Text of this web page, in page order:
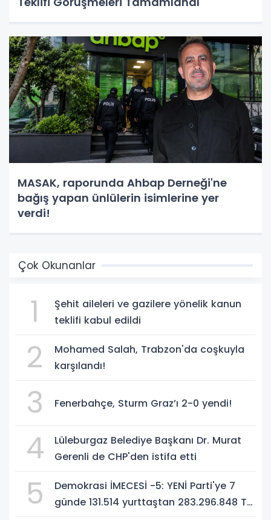
MASAK, raporunda Ahbap Derneği'ne
bağış yapan ünlülerin isimlerine yer
verdi!
Çok Okunanlar
1
Şehit aileleri ve gazilere yönelik kanun
teklifi kabul edildi
2
Mohamed Salah, Trabzon'da coşkuyla
karşılandı!
3 Fenerbahçe, Sturm Graz’ı 2-0 yendi!
4
Lüleburgaz Belediye Başkanı Dr. Murat
Gerenli de CHP'den istifa etti
5
Demokrasi İMECESİ -5: YENİ Parti'ye 7
günde 131.514 yurttaştan 283.296.848 TL